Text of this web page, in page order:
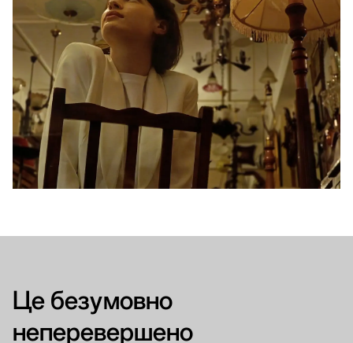
Це безумовно
неперевершено